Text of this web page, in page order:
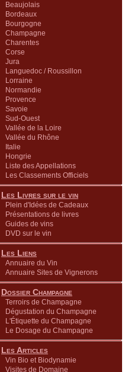
Beaujolais
Bordeaux
Bourgogne
Champagne
Charentes
Corse
Jura
Languedoc / Roussillon
Lorraine
Normandie
Provence
Savoie
Sud-Ouest
Vallée de la Loire
Vallée du Rhône
Italie
Hongrie
Liste des Appellations
Les Classements Officiels
Les Livres sur le vin
Plein d'Idées de Cadeaux
Présentations de livres
Guides de vins
DVD sur le vin
Les Liens
Annuaire du Vin
Annuaire Sites de Vignerons
Dossier Champagne
Terroirs de Champagne
Dégustation du Champagne
L'Étiquette du Champagne
Le Dosage du Champagne
Les Articles
Vin Bio et Biodynamie
Visites de Domaine